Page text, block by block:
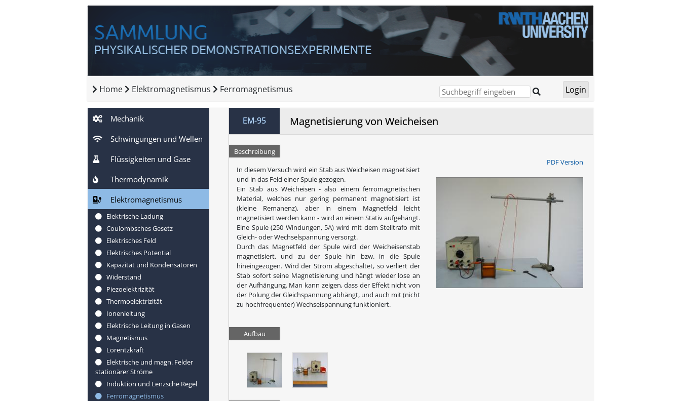
Home Elektromagnetismus Ferromagnetismus
Mechanik
Schwingungen und Wellen
Flüssigkeiten und Gase
Thermodynamik
Elektromagnetismus
Elektrische Ladung
Coulombsches Gesetz
Elektrisches Feld
Elektrisches Potential
Kapazität und Kondensatoren
Widerstand
Piezoelektrizität
Thermoelektrizität
Ionenleitung
Elektrische Leitung in Gasen
Magnetismus
Lorentzkraft
Elektrische und magn. Felder
stationärer Ströme
Induktion und Lenzsche Regel
Ferromagnetismus
EM-95 Magnetisierung von Weicheisen
Beschreibung
PDF Version
In diesem Versuch wird ein Stab aus Weicheisen magnetisiert
und in das Feld einer Spule gezogen.
Ein Stab aus Weicheisen - also einem ferromagnetischen
Material, welches nur gering permanent magnetisiert ist
(kleine Remanenz), aber in einem Magnetfeld leicht
magnetisiert werden kann - wird an einem Stativ aufgehängt.
Eine Spule (250 Windungen, 5A) wird mit dem Stelltrafo mit
Gleich- oder Wechselspannung versorgt.
Durch das Magnetfeld der Spule wird der Weicheisenstab
magnetisiert, und zu der Spule hin bzw. in die Spule
hineingezogen. Wird der Strom abgeschaltet, so verliert der
Stab sofort seine Magnetisierung und hängt wieder lose an
der Aufhängung. Man kann zeigen, dass der Effekt nicht von
der Polung der Gleichspannung abhängt, und auch mit (nicht
zu hochfrequenter) Wechselspannung funktioniert.
Aufbau